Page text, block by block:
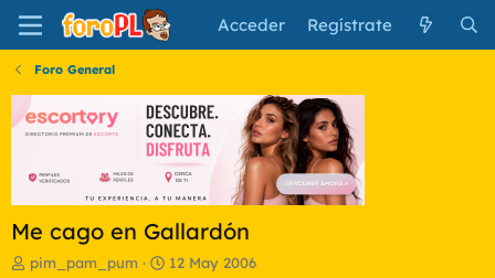
Acceder Regístrate
Foro General
Me cago en Gallardón
Ipim_pam_pum
F12 May 2006